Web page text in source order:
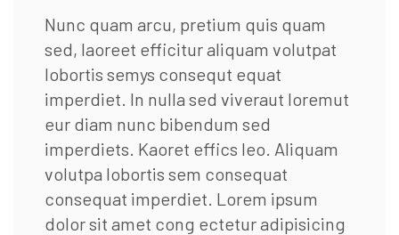
Nunc quam arcu, pretium quis quam
sed, laoreet efficitur aliquam volutpat
lobortis semys consequt equat
imperdiet. In nulla sed viveraut loremut
eur diam nunc bibendum sed
imperdiets. Kaoret effics leo. Aliquam
volutpa lobortis sem consequat
consequat imperdiet. Lorem ipsum
dolor sit amet cong ectetur adipisicing